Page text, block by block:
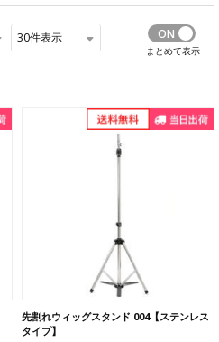
30件表示
まとめて表示
先割れウィッグスタンド 004【ステンレス
タイプ】